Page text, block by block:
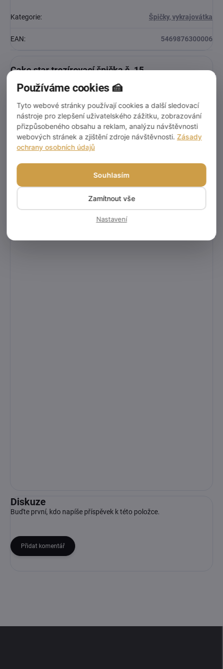
Kategorie: Špičky, vykrajovátka
EAN: 5469876300006
Cake star trezírovací špička č. 15
Diskuze
Buďte první, kdo napíše příspěvek k této položce.
Přidat komentář
Používáme cookies 🍰
Tyto webové stránky používají cookies a další sledovací
nástroje pro zlepšení uživatelského zážitku, zobrazování
přizpůsobeného obsahu a reklam, analýzu návštěvnosti
webových stránek a zjištění zdroje návštěvnosti. Zásady
ochrany osobních údajů
Souhlasím
Zamítnout vše
Nastavení